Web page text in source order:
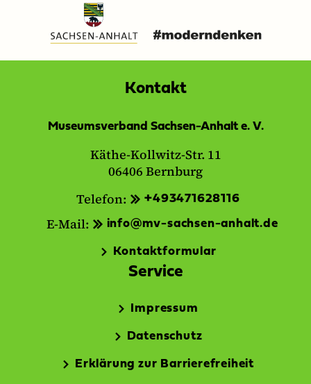
Kontakt
Museumsverband Sachsen-Anhalt e. V.
Käthe-Kollwitz-Str. 11
06406 Bernburg
Telefon:
+493471628116
E-Mail: info@mv-sachsen-anhalt.de
Kontaktformular
Service
Impressum
Datenschutz
Erklärung zur Barrierefreiheit